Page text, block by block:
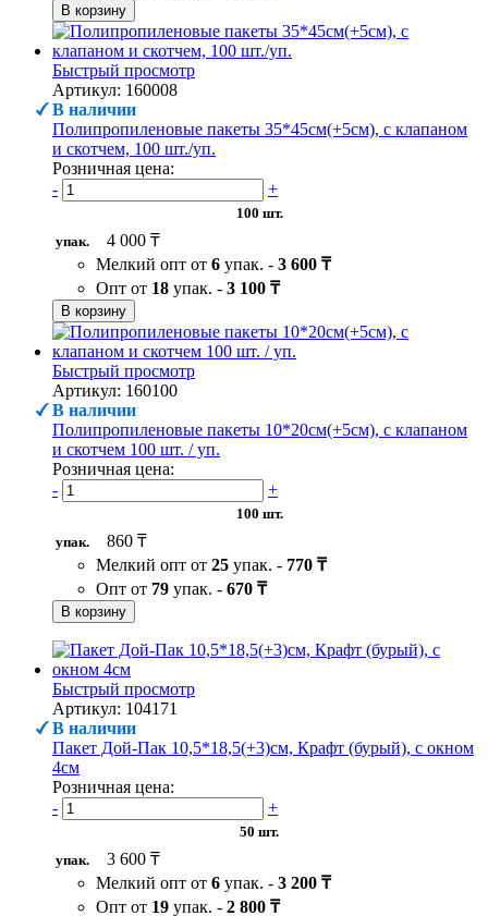
В корзину
Быстрый просмотр
Артикул: 160008
В наличии
Полипропиленовые пакеты 35*45см(+5см), с клапаном
и скотчем, 100 шт./уп.
Розничная цена:
-
+
100 шт.
упак.
4 000 ₸
Мелкий опт от 6 упак. - 3 600 ₸
Опт от 18 упак. - 3 100 ₸
В корзину
Быстрый просмотр
Артикул: 160100
В наличии
Полипропиленовые пакеты 10*20см(+5см), с клапаном
и скотчем 100 шт. / уп.
Розничная цена:
-
+
100 шт.
упак.
860 ₸
Мелкий опт от 25 упак. - 770 ₸
Опт от 79 упак. - 670 ₸
В корзину
Быстрый просмотр
Артикул: 104171
В наличии
Пакет Дой-Пак 10,5*18,5(+3)см, Крафт (бурый), с окном
4см
Розничная цена:
-
+
50 шт.
упак.
3 600 ₸
Мелкий опт от 6 упак. - 3 200 ₸
Опт от 19 упак. - 2 800 ₸